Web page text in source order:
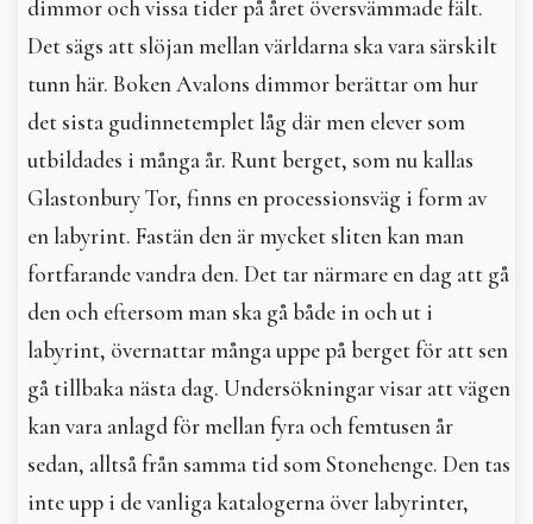
dimmor och vissa tider på året översvämmade fält.
Det sägs att slöjan mellan världarna ska vara särskilt
tunn här. Boken Avalons dimmor berättar om hur
det sista gudinnetemplet låg där men elever som
utbildades i många år. Runt berget, som nu kallas
Glastonbury Tor, finns en processionsväg i form av
en labyrint. Fastän den är mycket sliten kan man
fortfarande vandra den. Det tar närmare en dag att gå
den och eftersom man ska gå både in och ut i
labyrint, övernattar många uppe på berget för att sen
gå tillbaka nästa dag. Undersökningar visar att vägen
kan vara anlagd för mellan fyra och femtusen år
sedan, alltså från samma tid som Stonehenge. Den tas
inte upp i de vanliga katalogerna över labyrinter,